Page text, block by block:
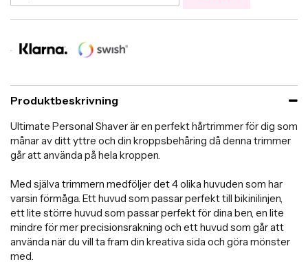
Produktbeskrivning
Ultimate Personal Shaver är en perfekt hårtrimmer för dig som
månar av ditt yttre och din kroppsbehåring då denna trimmer
går att använda på hela kroppen.
Med själva trimmern medföljer det 4 olika huvuden som har
varsin förmåga. Ett huvud som passar perfekt till bikinilinjen,
ett lite större huvud som passar perfekt för dina ben, en lite
mindre för mer precisionsrakning och ett huvud som går att
använda när du vill ta fram din kreativa sida och göra mönster
med.